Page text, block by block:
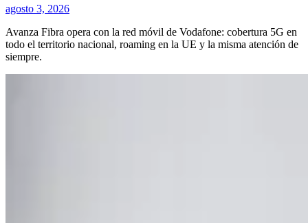
agosto 3, 2026
Avanza Fibra opera con la red móvil de Vodafone: cobertura 5G en
todo el territorio nacional, roaming en la UE y la misma atención de
siempre.